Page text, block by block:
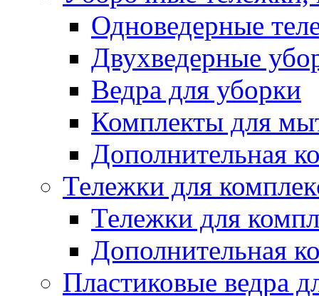
Одноведерные
Двухведерные
Ведра для уборки
Комплекты для
Дополнительная
Тележки для
Тележки для
Дополнительная
Пластиковые ведра